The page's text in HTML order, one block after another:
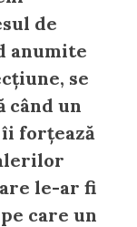
de
anumite
se
când un
îi forțează
le-ar fi
care un